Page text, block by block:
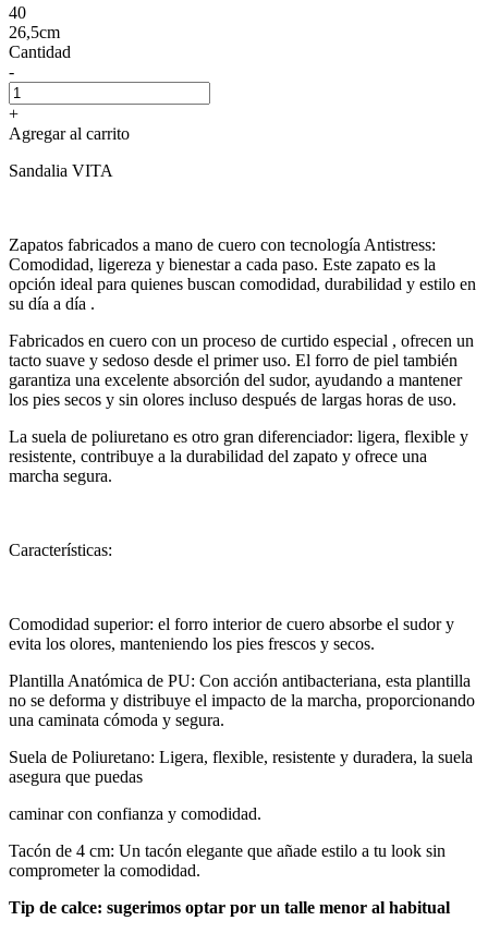
40
26,5cm
Cantidad
-
+
Agregar al carrito
Sandalia VITA
Zapatos fabricados a mano de cuero con tecnología Antistress:
Comodidad, ligereza y bienestar a cada paso. Este zapato es la
opción ideal para quienes buscan comodidad, durabilidad y estilo en
su día a día .
Fabricados en cuero con un proceso de curtido especial , ofrecen un
tacto suave y sedoso desde el primer uso. El forro de piel también
garantiza una excelente absorción del sudor, ayudando a mantener
los pies secos y sin olores incluso después de largas horas de uso.
La suela de poliuretano es otro gran diferenciador: ligera, flexible y
resistente, contribuye a la durabilidad del zapato y ofrece una
marcha segura.
Características:
Comodidad superior: el forro interior de cuero absorbe el sudor y
evita los olores, manteniendo los pies frescos y secos.
Plantilla Anatómica de PU: Con acción antibacteriana, esta plantilla
no se deforma y distribuye el impacto de la marcha, proporcionando
una caminata cómoda y segura.
Suela de Poliuretano: Ligera, flexible, resistente y duradera, la suela
asegura que puedas
caminar con confianza y comodidad.
Tacón de 4 cm: Un tacón elegante que añade estilo a tu look sin
comprometer la comodidad.
Tip de calce: sugerimos optar por un talle menor al habitual